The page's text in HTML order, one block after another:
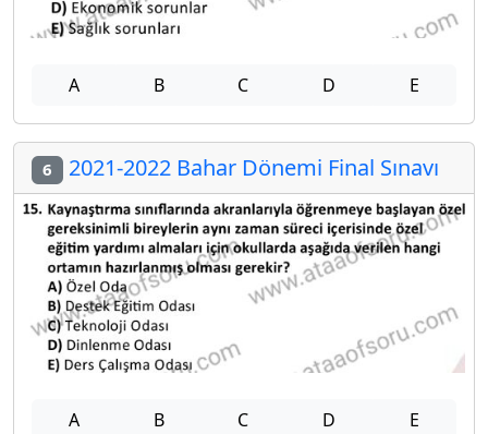
A B C D E
6 2021-2022 Bahar Dönemi Final Sınavı
A B C D E